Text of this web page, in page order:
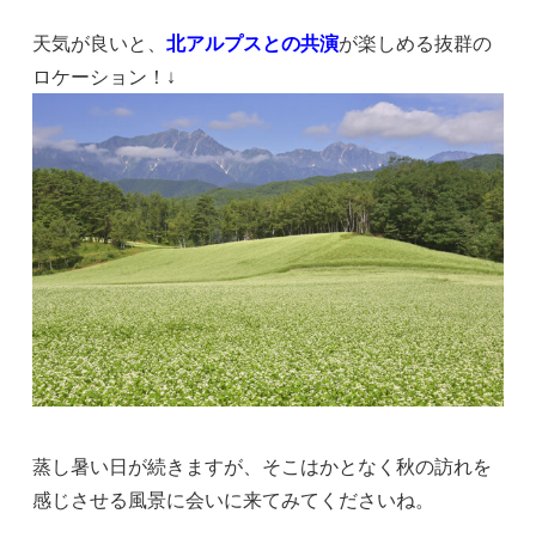
天気が良いと、北アルプスとの共演が楽しめる抜群の
ロケーション！↓
蒸し暑い日が続きますが、そこはかとなく秋の訪れを
感じさせる風景に会いに来てみてくださいね。